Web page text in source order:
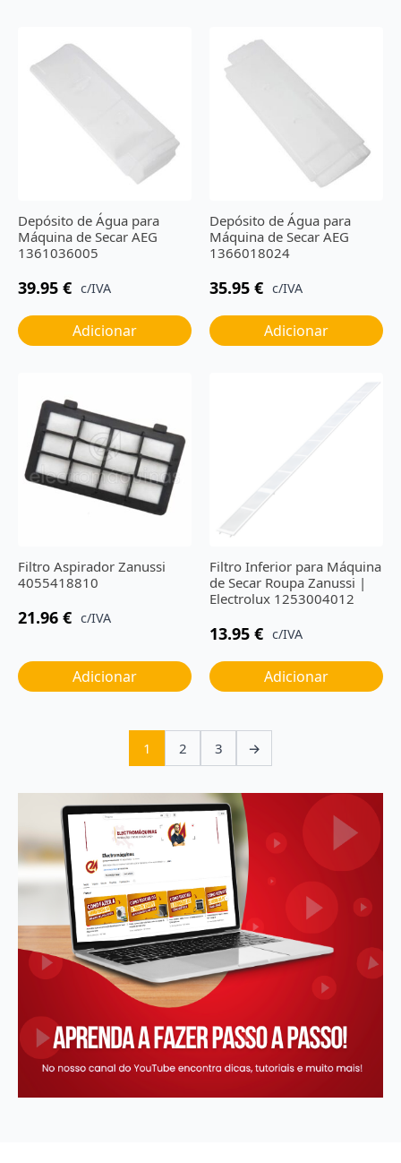
Depósito de Água para
Máquina de Secar AEG
1361036005
39.95 € c/IVA
Adicionar
Depósito de Água para
Máquina de Secar AEG
1366018024
35.95 € c/IVA
Adicionar
Filtro Aspirador Zanussi
4055418810
21.96 € c/IVA
Adicionar
Filtro Inferior para Máquina
de Secar Roupa Zanussi |
Electrolux 1253004012
13.95 € c/IVA
Adicionar
1 2 3 →